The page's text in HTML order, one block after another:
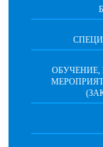
ОБУЧЕНИЕ,